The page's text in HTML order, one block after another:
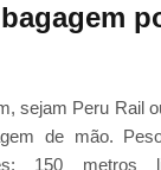
sejam Peru Rail
de mão.
150 metros